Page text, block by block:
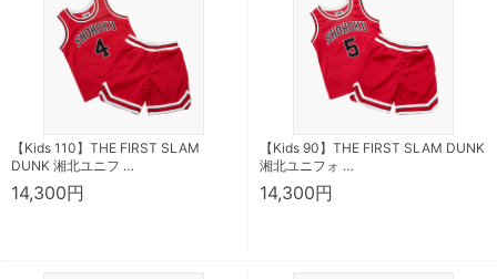
【Kids 110】THE FIRST SLAM
DUNK 湘北ユニフ …
14,300円
【Kids 90】THE FIRST SLAM DUNK
湘北ユニフォ …
14,300円